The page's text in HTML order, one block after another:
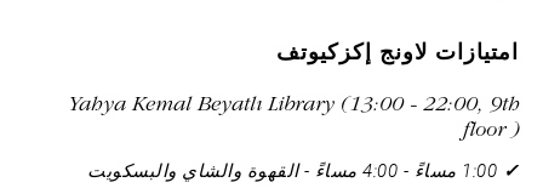
امتيازات لاونج إكزكيوتف
Yahya Kemal Beyatlı Library (13:00 - 22:00, 9th
floor )
✓